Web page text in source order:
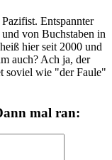
Entspannter
von Buchstaben in
hier seit 2000 und
auch? Ach ja, der
soviel wie "der Faule"
mal ran: